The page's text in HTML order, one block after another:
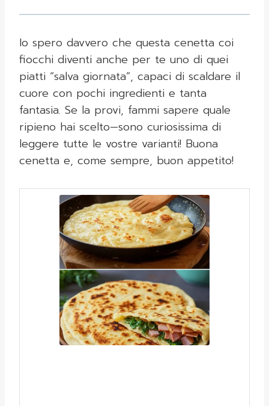
Io spero davvero che questa cenetta coi
fiocchi diventi anche per te uno di quei
piatti “salva giornata”, capaci di scaldare il
cuore con pochi ingredienti e tanta
fantasia. Se la provi, fammi sapere quale
ripieno hai scelto—sono curiosissima di
leggere tutte le vostre varianti! Buona
cenetta e, come sempre, buon appetito!